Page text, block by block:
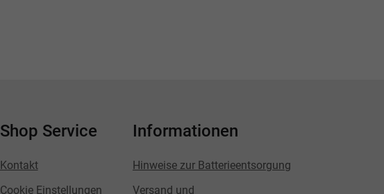
Shop Service
Kontakt
Cookie Einstellungen
Informationen
Hinweise zur Batterieentsorgung
Versand und